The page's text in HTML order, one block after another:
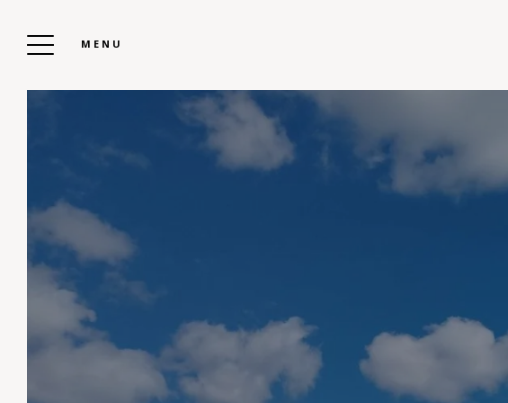
MENU
Réserver Votre
Séjour
Prêt à vivre des vacances inoubliables ?
Réservez dès maintenant votre mobil-home,